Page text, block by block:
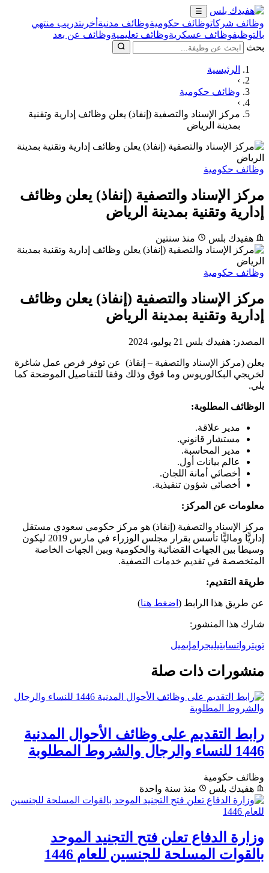
☰
وظائف شركاتوظائف حكوميةوظائف مدنية أخرىتدريب منتهي
بالتوظيفوظائف عسكريةوظائف تعليميةوظائف عن بعد
بحث
الرئيسية
›
وظائف حكومية
›
مركز الإسناد والتصفية (إنفاذ) يعلن وظائف إدارية وتقنية
بمدينة الرياض
وظائف حكومية
مركز الإسناد والتصفية (إنفاذ) يعلن وظائف
إدارية وتقنية بمدينة الرياض
هفيدك بلس منذ سنتين
وظائف حكومية
مركز الإسناد والتصفية (إنفاذ) يعلن وظائف
إدارية وتقنية بمدينة الرياض
المصدر: هفيدك بلس 21 يوليو، 2024
يعلن (مركز الإسناد والتصفية – إنقاذ) عن توفر فرص عمل شاغرة
لخريجي البكالوريوس وما فوق وذلك وفقا للتفاصيل الموضحة كما
يلي.
الوظائف المطلوبة:
مدير علاقة.
مستشار قانوني.
مدير المحاسبة.
عالم بيانات أول.
أخصائي أمانة اللجان.
أخصائي شؤون تنفيذية.
معلومات عن المركز:
مركز الإسناد والتصفية (إنفاذ) هو مركز حكومي سعودي مستقل
إداريًّا وماليًّا تأسس بقرار مجلس الوزراء في مارس 2019 ليكون
وسيطا بين الجهات القضائية والحكومية وبين الجهات الخاصة
المتخصصة في تقديم خدمات التصفية.
طريقة التقديم:
عن طريق هذا الرابط ( اضغط هنا)
شارك هذا المنشور:
تويتر واتسابتيليجرامإيميل
منشورات ذات صلة
رابط التقديم على وظائف الأحوال المدنية
1446 للنساء والرجال والشروط المطلوبة
وظائف حكومية
هفيدك بلس
منذ سنة واحدة
وزارة الدفاع تعلن فتح التجنيد الموحد
بالقوات المسلحة للجنسين للعام 1446